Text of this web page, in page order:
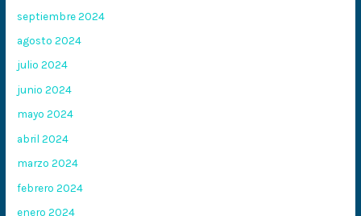
septiembre 2024
agosto 2024
julio 2024
junio 2024
mayo 2024
abril 2024
marzo 2024
febrero 2024
enero 2024